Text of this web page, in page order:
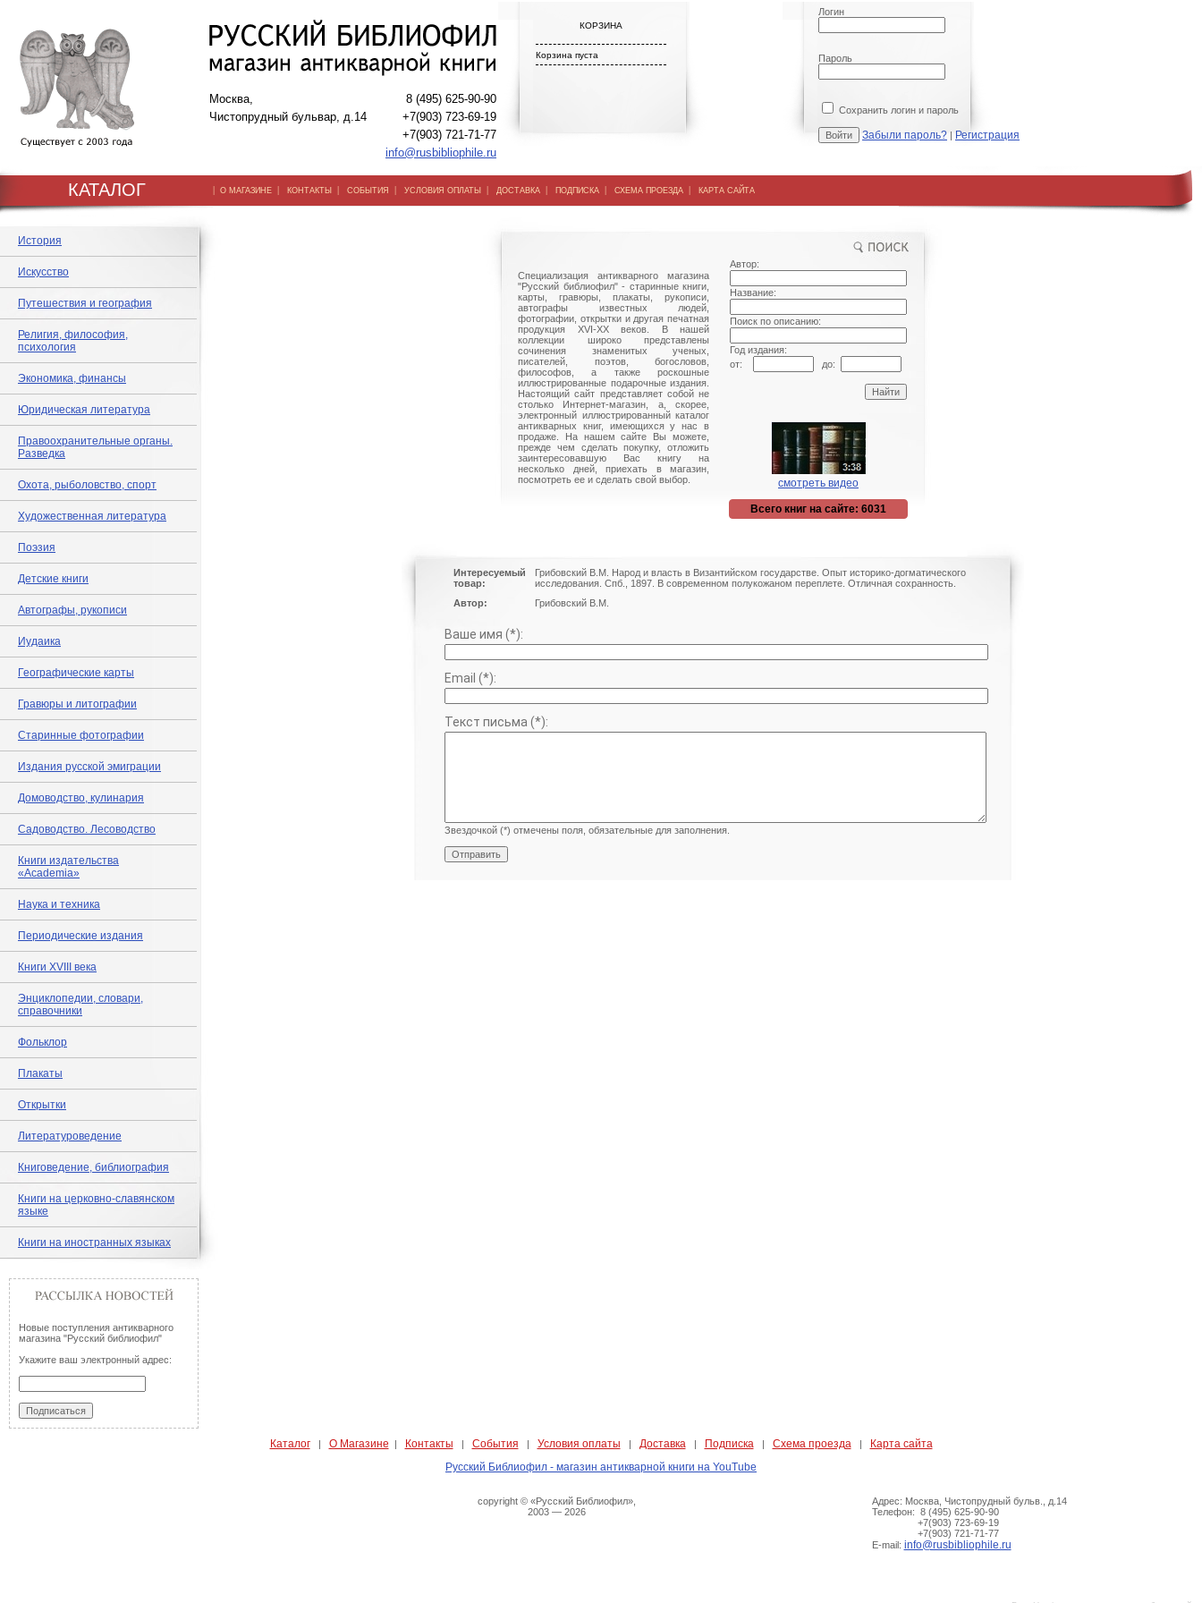
Москва,
Чистопрудный бульвар, д.14
8 (495) 625-90-90
+7(903) 723-69-19
+7(903) 721-71-77
info@rusbibliophile.ru
КОРЗИНА
Корзина пуста
Логин
Пароль
Сохранить логин и пароль
Забыли пароль? | Регистрация
КАТАЛОГ | О МАГАЗИНЕ | КОНТАКТЫ | СОБЫТИЯ | УСЛОВИЯ ОПЛАТЫ | ДОСТАВКА | ПОДПИСКА | СХЕМА ПРОЕЗДА | КАРТА САЙТА
История
Искусство
Путешествия и география
Религия, философия,
психология
Экономика, финансы
Юридическая литература
Правоохранительные органы.
Разведка
Охота, рыболовство, спорт
Художественная литература
Поэзия
Детские книги
Автографы, рукописи
Иудаика
Географические карты
Гравюры и литографии
Старинные фотографии
Издания русской эмиграции
Домоводство, кулинария
Садоводство. Лесоводство
Книги издательства
«Academia»
Наука и техника
Периодические издания
Книги XVIII века
Энциклопедии, словари,
справочники
Фольклор
Плакаты
Открытки
Литературоведение
Книговедение, библиография
Книги на церковно-славянском
языке
Книги на иностранных языках
Новые поступления антикварного
магазина "Русский библиофил"
Укажите ваш электронный адрес:
Специализация антикварного магазина
"Русский библиофил" - старинные книги,
карты, гравюры, плакаты, рукописи,
автографы известных людей,
фотографии, открытки и другая печатная
продукция XVI-XX веков. В нашей
коллекции широко представлены
сочинения знаменитых ученых,
писателей, поэтов, богословов,
философов, а также роскошные
иллюстрированные подарочные издания.
Настоящий сайт представляет собой не
столько Интернет-магазин, а, скорее,
электронный иллюстрированный каталог
антикварных книг, имеющихся у нас в
продаже. На нашем сайте Вы можете,
прежде чем сделать покупку, отложить
заинтересовавшую Вас книгу на
несколько дней, приехать в магазин,
посмотреть ее и сделать свой выбор.
Автор:
Название:
Поиск по описанию:
Год издания:
от:
до:
смотреть видео
Всего книг на сайте: 6031
Интересуемый
товар:
Грибовский В.М. Народ и власть в Византийском государстве. Опыт историко-догматического
исследования. Спб., 1897. В современном полукожаном переплете. Отличная сохранность.
Автор:
Грибовский В.М.
Ваше имя (*):
Email (*):
Текст письма (*):
Звездочкой (*) отмечены поля, обязательные для заполнения.
Каталог| О Магазине | Контакты | События | Условия оплаты | Доставка | Подписка | Схема проезда |
Карта сайта
Русский Библиофил - магазин антикварной книги на YouTube
copyright © «Русский Библиофил»,
2003 — 2026
Адрес: Москва, Чистопрудный бульв., д.14
Телефон: 8 (495) 625-90-90
+7(903) 723-69-19
+7(903) 721-71-77
E-mail: info@rusbibliophile.ru